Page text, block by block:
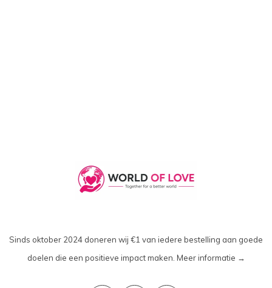
Sinds oktober 2024 doneren wij €1 van iedere bestelling aan goede
doelen die een positieve impact maken. Meer informatie →